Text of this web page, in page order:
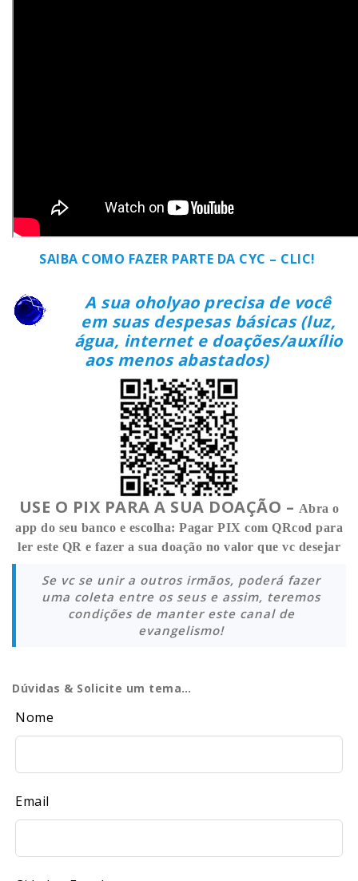
SAIBA COMO FAZER PARTE DA CYC – CLIC!
A sua oholyao precisa de você
em suas despesas básicas (luz,
água, internet e doações/auxílio
aos menos abastados)
USE O PIX PARA A SUA DOAÇÃO – Abra o
app do seu banco e escolha: Pagar PIX com QRcod para
ler este QR e fazer a sua doação no valor que vc desejar
Se vc se unir a outros irmãos, poderá fazer
uma coleta entre os seus e assim, teremos
condições de manter este canal de
evangelismo!
Dúvidas & Solicite um tema…
Leave
Nome
Email